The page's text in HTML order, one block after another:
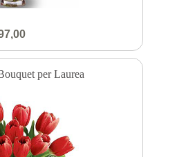
per Laurea